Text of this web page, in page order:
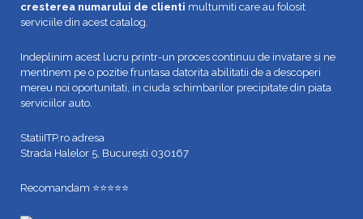
cresterea numarului de clienti multumiti care au folosit
serviciile din acest catalog.
Indeplinim acest lucru printr-un proces continuu de invatare si ne
mentinem pe o pozitie fruntasa datorita abilitatii de a descoperi
mereu noi oportunitati, in ciuda schimbarilor precipitate din piata
serviciilor auto.
StatiiITP.ro adresa
Strada Halelor 5, București 030167
Recomandam ⭐⭐⭐⭐⭐